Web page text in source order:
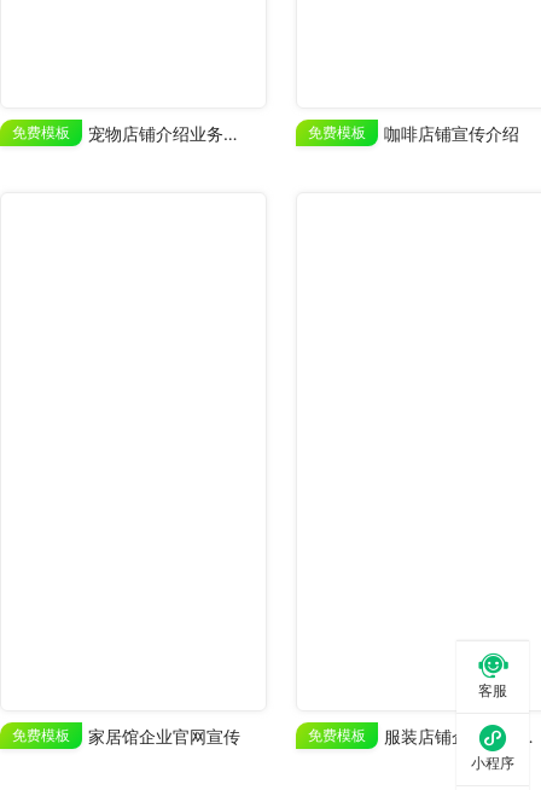
免费模板 宠物店铺介绍业务展示 免费模板 咖啡店铺宣传介绍
免费模板 家居馆企业官网宣传 免费模板 服装店铺企业官网业务展示

客服

小程序